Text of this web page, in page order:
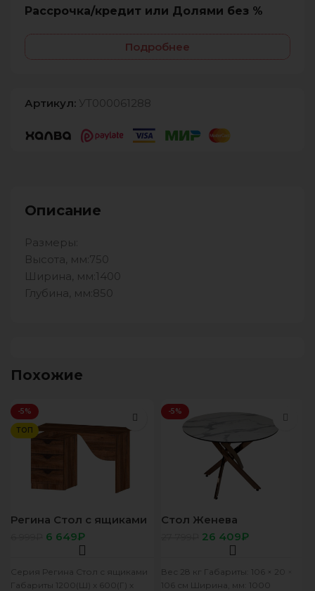
Рассрочка/кредит или Долями без %
Подробнее
Артикул: УТ000061288
Описание
Размеры:
Высота, мм:750
Ширина, мм:1400
Глубина, мм:850
Похожие
-5%
ТОП
Регина Стол с ящиками
дуб самдал
6 649₽
Серия Регина Стол с ящиками
Габариты 1200(Ш) х 600(Г) х
-5%
Стол Женева
МДФСтекло/Пластик
1000 Мрамор Керара
Белый (DG 01 золото
хром)
26 409₽
Вес 28 кг Габариты: 106 × 20 ×
106 см Ширина, мм: 1000